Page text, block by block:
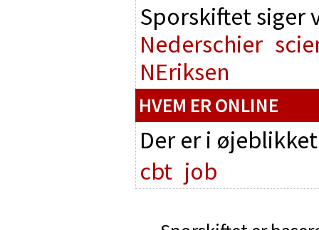
Sporskiftet
Nederschier
NEriksen
HVEM ER ONLINE
Der er i
cbt job